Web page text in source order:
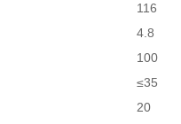
116
4.8
100
≤35
20